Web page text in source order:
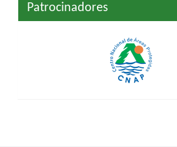
Patrocinadores